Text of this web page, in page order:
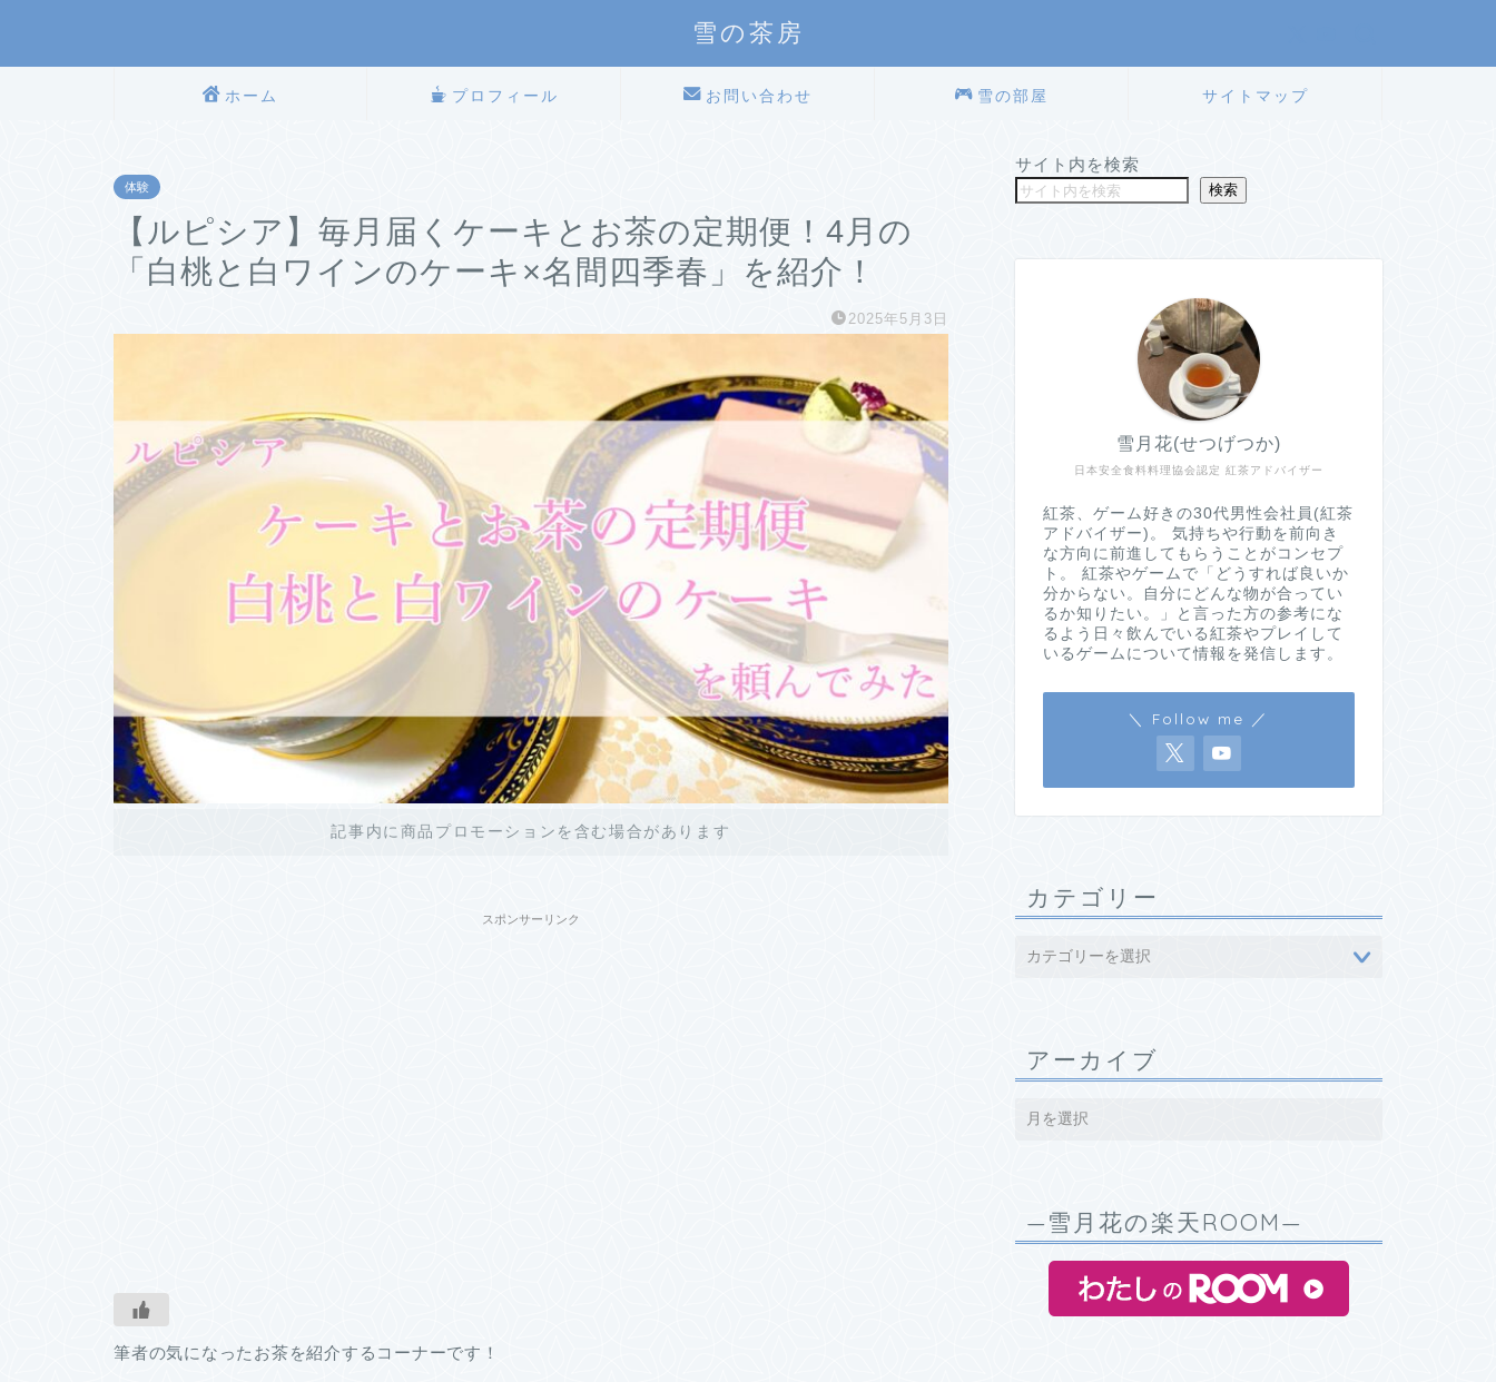
雪の茶房
ホーム プロフィール お問い合わせ 雪の部屋 サイトマップ
体験
【ルピシア】毎月届くケーキとお茶の定期便！4月の
「白桃と白ワインのケーキ×名間四季春」を紹介！
2025年5月3日
記事内に商品プロモーションを含む場合があります
スポンサーリンク
筆者の気になったお茶を紹介するコーナーです！
サイト内を検索
検索
日本安全食料料理協会認定 紅茶アドバイザー
雪月花(せつげつか)
紅茶、ゲーム好きの30代男性会社員(紅茶
アドバイザー)。 気持ちや行動を前向き
な方向に前進してもらうことがコンセプ
ト。 紅茶やゲームで「どうすれば良いか
分からない。自分にどんな物が合ってい
るか知りたい。」と言った方の参考にな
るよう日々飲んでいる紅茶やプレイして
いるゲームについて情報を発信します。
＼ Follow me ／
カテゴリー
アーカイブ
—雪月花の楽天ROOM—